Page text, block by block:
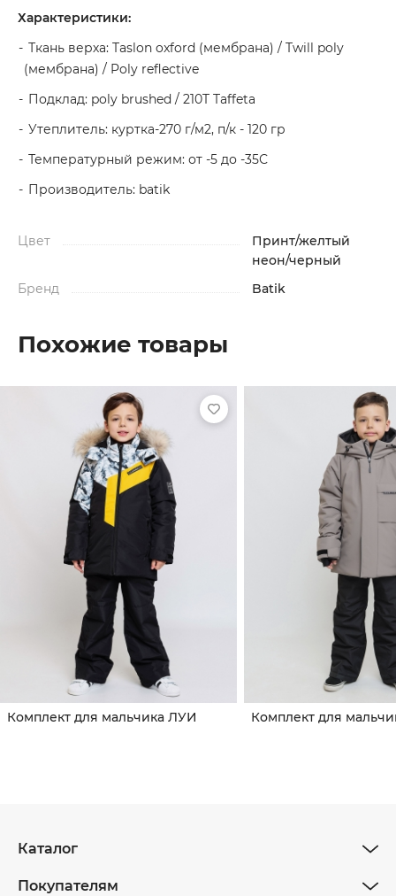
Характеристики:
Ткань верха: Taslon oxford (мембрана) / Twill poly
(мембрана) / Poly reflective
Подклад: poly brushed / 210T Taffeta
Утеплитель: куртка-270 г/м2, п/к - 120 гр
Температурный режим: от -5 до -35С
Производитель: batik
Цвет
Принт/желтый
неон/черный
Бренд
Batik
Похожие товары
Комплект для мальчика ЛУИ Комплект для
Каталог
Покупателям